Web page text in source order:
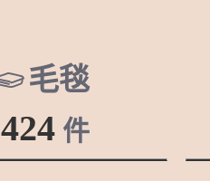
毛毯
424 件